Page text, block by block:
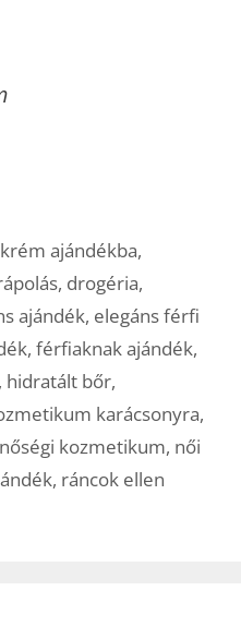
ajándékba,
, drogéria,
ajándék, elegáns férfi
, férfiaknak ajándék,
, hidratált bőr,
karácsonyra,
kozmetikum, női
, ráncok ellen